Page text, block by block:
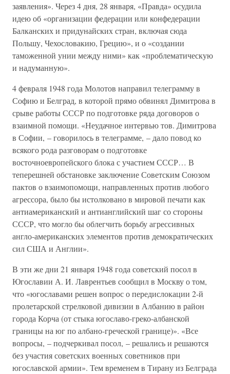
заявления». Через 4 дня, 28 января, «Правда» осудила
идею об «организации федерации или конфедерации
Балканских и придунайских стран, включая сюда
Польшу, Чехословакию, Грецию», и о «создании
таможенной унии между ними» как «проблематическую
и надуманную».
4 февраля 1948 года Молотов направил телеграмму в
Софию и Белград, в которой прямо обвинял Димитрова в
срыве работы СССР по подготовке ряда договоров о
взаимной помощи. «Неудачное интервью тов. Димитрова
в Софии, – говорилось в телеграмме, – дало повод ко
всякого рода разговорам о подготовке
восточноевропейского блока с участием СССР… В
теперешней обстановке заключение Советским Союзом
пактов о взаимопомощи, направленных против любого
агрессора, было бы истолковано в мировой печати как
антиамериканский и антианглийский шаг со стороны
СССР, что могло бы облегчить борьбу агрессивных
англо-американских элементов против демократических
сил США и Англии».
В эти же дни 21 января 1948 года советский посол в
Югославии А. И. Лаврентьев сообщил в Москву о том,
что «югославами решен вопрос о передислокации 2-й
пролетарской стрелковой дивизии в Албанию в район
города Корча (от стыка югославо-греко-албанской
границы на юг по албано-греческой границе)». «Все
вопросы, – подчеркивал посол, – решались и решаются
без участия советских военных советников при
югославской армии». Тем временем в Тирану из Белграда